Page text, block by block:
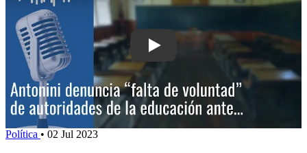
Play: Antonini denuncia “falta de
Política • 02 Jul 2023